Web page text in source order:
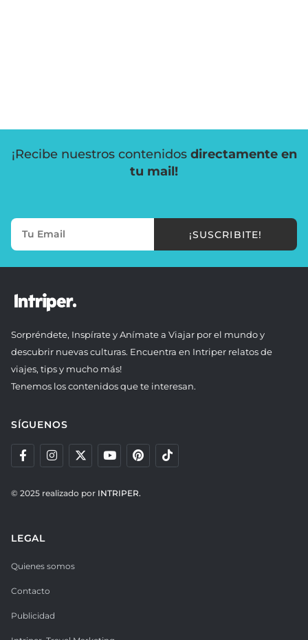
¡Recibe nuestros contenidos directamente en
tu mail!
¡SUSCRIBITE!
Sorpréndete, Inspírate y Anímate a Viajar por el mundo y
descubrir nuevas culturas. Encuentra en Intriper relatos de
viajes, tips y mucho más!
Tenemos los contenidos que te interesan.
SÍGUENOS
© 2025 realizado por INTRIPER.
LEGAL
Quienes somos
Contacto
Publicidad